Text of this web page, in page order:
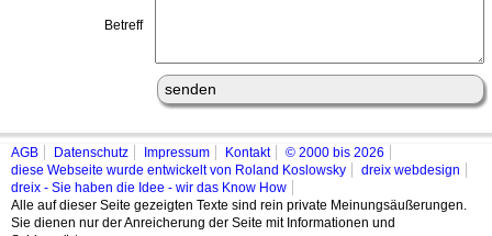
Betreff
AGB Datenschutz Impressum Kontakt
© 2000 bis 2026
diese Webseite wurde entwickelt von Roland Koslowsky
dreix webdesign
dreix - Sie haben die Idee - wir das Know How
Alle auf dieser Seite gezeigten Texte sind rein private Meinungsäußerungen.
Sie dienen nur der Anreicherung der Seite mit Informationen und